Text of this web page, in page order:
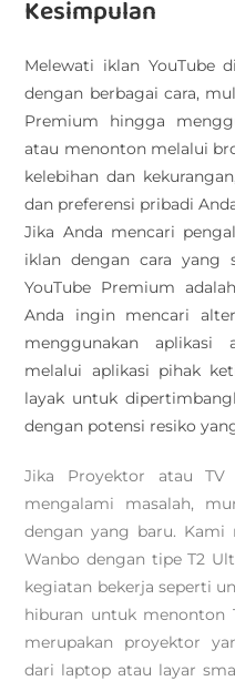
Kesimpulan
Melewati iklan YouTube
dengan berbagai cara,
Premium hingga
atau menonton melalui
kelebihan dan
dan preferensi pribadi
Jika Anda mencari
iklan dengan cara yang
YouTube Premium
Anda ingin mencari
menggunakan
melalui aplikasi pihak
layak untuk
dengan potensi resiko
Jika Proyektor atau
mengalami masalah,
dengan yang baru. Kami
Wanbo dengan tipe T2
kegiatan bekerja seperti
hiburan untuk menonton
merupakan proyektor
dari laptop atau layar